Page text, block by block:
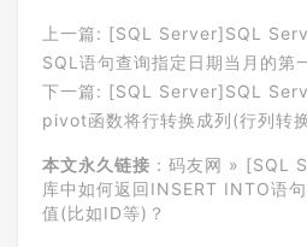
上一篇: [SQL Server]SQL
SQL语句查询指定日期当月的第
下一篇: [SQL Server]SQL
pivot函数将行转换成列(行列转
本文永久链接 ： 码友网 » [SQL
库中如何返回INSERT INTO语
值(比如ID等)？